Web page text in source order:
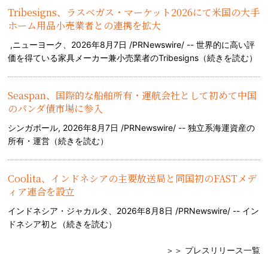
Tribesigns、ラスベガス・マーケット2026にて米国の大手
ホーム用品小売業者との連携を拡大
,ニューヨーク、2026年8月7日 /PRNewswire/ -- 世界的に高い評
価を得ている家具メーカー兼小売業者のTribesigns（続きを読む）
Seaspan、国際的な船舶所有・運航会社として初めて中国
のパンダ債市場に参入
シンガポール, 2026年8月7日 /PRNewswire/ -- 独立系海運資産の
所有・運営（続きを読む）
Coolita、インドネシアの主要放送局と同国初のFASTメデ
ィア連合を設立
インドネシア・ジャカルタ、2026年8月8日 /PRNewswire/ -- イン
ドネシア初と（続きを読む）
＞＞ プレスリリース一覧